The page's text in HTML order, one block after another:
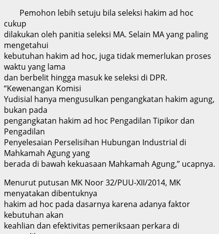
Pemohon lebih setuju bila seleksi hakim ad hoc
cukup
dilakukan oleh panitia seleksi MA. Selain MA yang paling
mengetahui
kebutuhan hakim ad hoc, juga tidak memerlukan proses
waktu yang lama
dan berbelit hingga masuk ke seleksi di DPR.
“Kewenangan Komisi
Yudisial hanya mengusulkan pengangkatan hakim agung,
bukan pada
pengangkatan hakim ad hoc Pengadilan Tipikor dan
Pengadilan
Penyelesaian Perselisihan Hubungan Industrial di
Mahkamah Agung yang
berada di bawah kekuasaan Mahkamah Agung,” ucapnya.
Menurut putusan MK Noor 32/PUU-XII/2014, MK
menyatakan dibentuknya
hakim ad hoc pada dasarnya karena adanya faktor
kebutuhan akan
keahlian dan efektivitas pemeriksaan perkara di